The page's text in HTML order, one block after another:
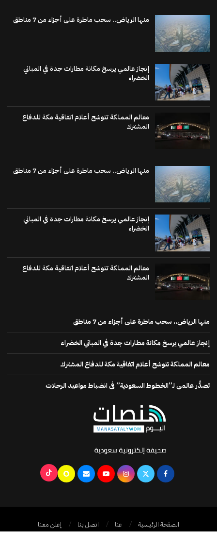
منها الرياض.. سحب ماطرة على أجزاء من 7 مناطق
إنجاز عالمي يرسخ مكانة مطارات جدة في المباني
الخضراء
معالم المملكة تتوشح أعلام اتفاقية مكة للدفاع
المشترك
منها الرياض.. سحب ماطرة على أجزاء من 7 مناطق
إنجاز عالمي يرسخ مكانة مطارات جدة في المباني
الخضراء
معالم المملكة تتوشح أعلام اتفاقية مكة للدفاع
المشترك
منها الرياض.. سحب ماطرة على أجزاء من 7 مناطق
إنجاز عالمي يرسخ مكانة مطارات جدة في المباني الخضراء
معالم المملكة تتوشح أعلام اتفاقية مكة للدفاع المشترك
تصدُّر عالمي لـ”الخطوط السعودية” في انضباط مواعيد الرحلات
الصفحة الرئيسية عنا اتصل بنا إعلن معنا